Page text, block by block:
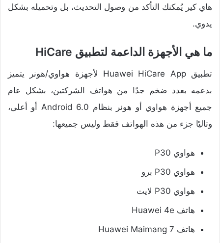
هاي كير يُمكنك التأكد من وصول التحديث، بل وتحميله بشكل
يدوي.
ما هي الأجهزة الداعمة لتطبيق HiCare
تطبيق Huawei HiCare App لأجهزة هواوي/هونر يتميز
بدعمه بعدد ضخم جدًا من هواتف الشركتين، بشكل عام
جميع أجهزة هواوي أو هونر بنظام Android 6.0 أو أعلى،
وتاليًا جزء من هذه الهواتف فقط وليس جميعها:
هواوي P30
هواوي P30 برو
هواوي P30 لايت
هاتف Huawei 4e
هاتف Huawei Maimang 7